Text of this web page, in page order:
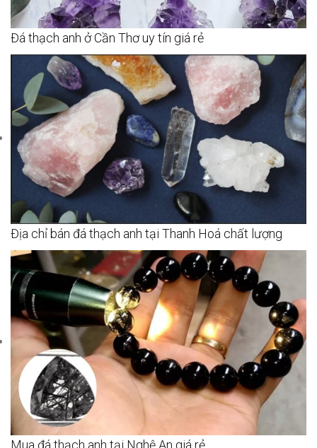
Đá thạch anh ở Cần Thơ uy tín giá rẻ
Địa chỉ bán đá thạch anh tại Thanh Hoá chất lượng
Mua đá thạch anh tại Nghệ An giá rẻ